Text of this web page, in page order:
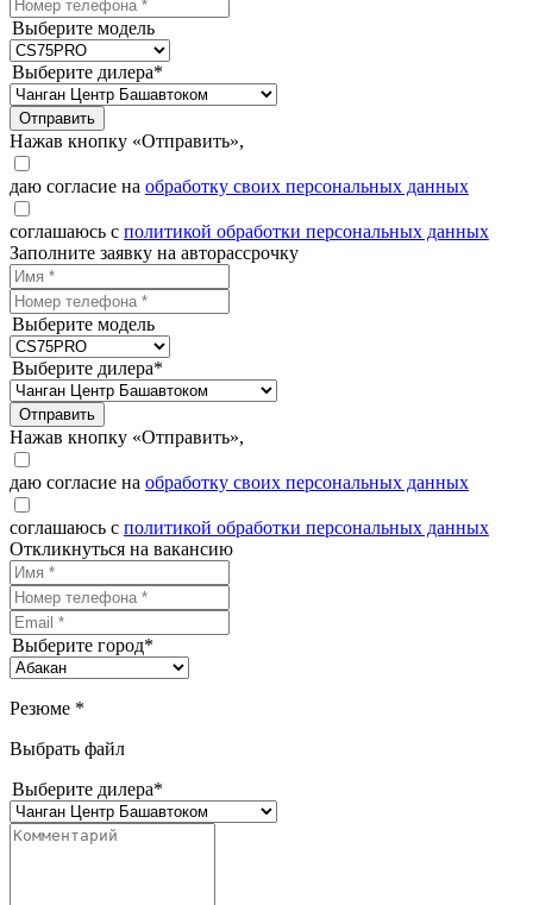
Выберите модель
Выберите дилера*
Отправить
Нажав кнопку «Отправить»,
даю согласие на обработку своих персональных данных
соглашаюсь с политикой обработки персональных данных
Заполните заявку на авторассрочку
Выберите модель
Выберите дилера*
Отправить
Нажав кнопку «Отправить»,
даю согласие на обработку своих персональных данных
соглашаюсь с политикой обработки персональных данных
Откликнуться на вакансию
Выберите город*
Резюме *
Выбрать файл
Выберите дилера*